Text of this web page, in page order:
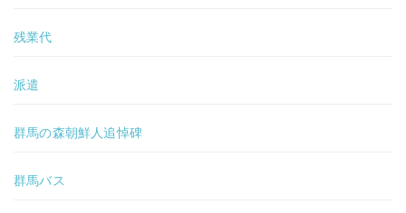
残業代
派遣
群馬の森朝鮮人追悼碑
群馬バス